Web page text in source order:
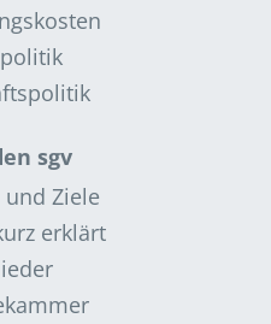
sgv
Ziele
erklärt